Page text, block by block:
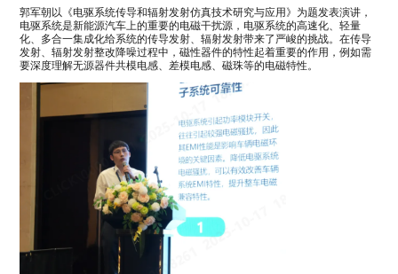
郭军朝以《电驱系统传导和辐射发射仿真技术研究与应用》为题发表演讲，
电驱系统是新能源汽车上的重要的电磁干扰源，电驱系统的高速化、轻量
化、多合一集成化给系统的传导发射、辐射发射带来了严峻的挑战。在传导
发射、辐射发射整改降噪过程中，磁性器件的特性起着重要的作用，例如需
要深度理解无源器件共模电感、差模电感、磁珠等的电磁特性。